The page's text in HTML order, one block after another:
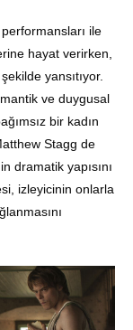
ile
hayat verirken,
yansıtıyor.
ve duygusal
bir kadın
Stagg de
dramatik yapısını
izleyicinin onlarla